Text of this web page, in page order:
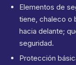
Elementos de
tiene, chaleco o
hacia delante;
seguridad.
Protección